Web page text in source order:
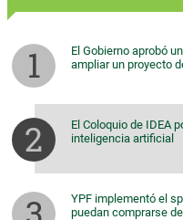
El Gobierno aprobó
ampliar un proyecto
El Coloquio de IDEA
inteligencia artificial
YPF implementó el
puedan comprarse